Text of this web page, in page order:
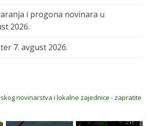
i progona novinara u
2026.
7. avgust 2026.
novinarstva i lokalne zajednice - zapratite